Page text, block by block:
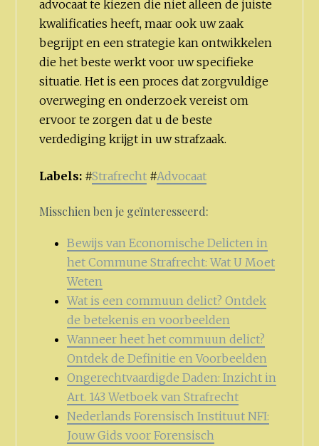
advocaat te kiezen die niet alleen de juiste
kwalificaties heeft, maar ook uw zaak
begrijpt en een strategie kan ontwikkelen
die het beste werkt voor uw specifieke
situatie. Het is een proces dat zorgvuldige
overweging en onderzoek vereist om
ervoor te zorgen dat u de beste
verdediging krijgt in uw strafzaak.
Labels: #Strafrecht #Advocaat
Misschien ben je geïnteresseerd:
Bewijs van Economische Delicten in
het Commune Strafrecht: Wat U Moet
Weten
Wat is een commuun delict? Ontdek
de betekenis en voorbeelden
Wanneer heet het commuun delict?
Ontdek de Definitie en Voorbeelden
Ongerechtvaardigde Daden: Inzicht in
Art. 143 Wetboek van Strafrecht
Nederlands Forensisch Instituut NFI:
Jouw Gids voor Forensisch